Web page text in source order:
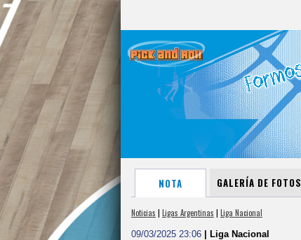
NOTA GALERÍA DE FOTOS
Noticias | Ligas Argentinas | Liga Nacional
09/03/2025 23:06 | Liga Nacional